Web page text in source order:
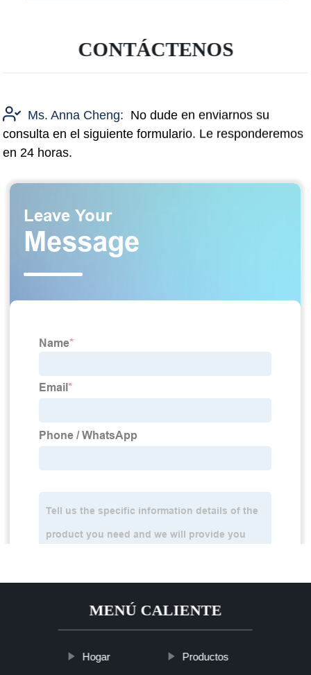
CONTÁCTENOS
Ms. Anna Cheng: No dude en enviarnos su
consulta en el siguiente formulario. Le responderemos
en 24 horas.
MENÚ CALIENTE
Hogar Productos